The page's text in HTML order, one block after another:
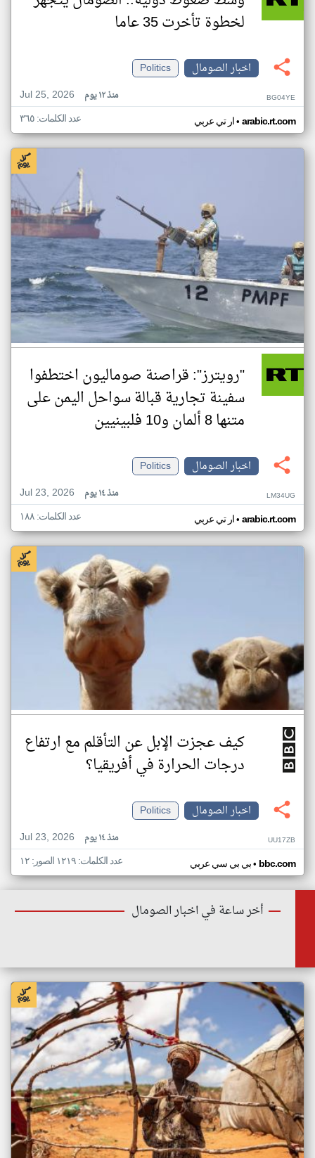
لخطوة تأخرت 35 عاما
اخبار الصومال
Politics
Jul 25, 2026
منذ ١٢ يوم BG04YE
ار تي عربي• arabic.rt.com عدد الكلمات: ٣٦٥
"رويترز": قراصنة صوماليون اختطفوا
سفينة تجارية قبالة سواحل اليمن على
متنها 8 ألمان و10 فلبينيين
اخبار الصومال
Politics
Jul 23, 2026
منذ ١٤ يوم LM34UG
ار تي عربي• arabic.rt.com عدد الكلمات: ١٨٨
كيف عجزت الإبل عن التأقلم مع ارتفاع
درجات الحرارة في أفريقيا؟
اخبار الصومال
Politics
Jul 23, 2026
منذ ١٤ يوم UU17ZB
بي بي سي عربي• bbc.com عدد الكلمات: ١٢١٩ الصور: ١٢
أخر ساعة في اخبار الصومال